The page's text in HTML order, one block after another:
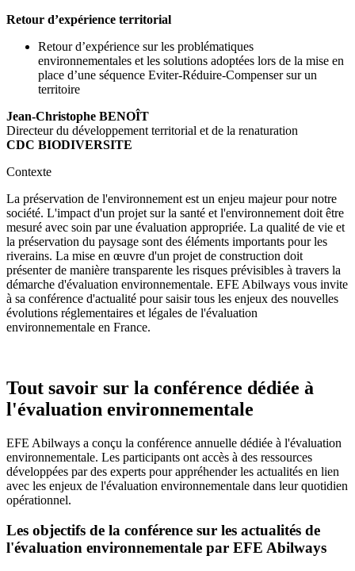
Retour d’expérience territorial
Retour d’expérience sur les problématiques
environnementales et les solutions adoptées lors de la mise en
place d’une séquence Eviter-Réduire-Compenser sur un
territoire
Jean-Christophe BENOÎT
Directeur du développement territorial et de la renaturation
CDC BIODIVERSITE
Contexte
La préservation de l'environnement est un enjeu majeur pour notre
société. L'impact d'un projet sur la santé et l'environnement doit être
mesuré avec soin par une évaluation appropriée. La qualité de vie et
la préservation du paysage sont des éléments importants pour les
riverains. La mise en œuvre d'un projet de construction doit
présenter de manière transparente les risques prévisibles à travers la
démarche d'évaluation environnementale. EFE Abilways vous invite
à sa conférence d'actualité pour saisir tous les enjeux des nouvelles
évolutions réglementaires et légales de l'évaluation
environnementale en France.
Tout savoir sur la conférence dédiée à
l'évaluation environnementale
EFE Abilways a conçu la conférence annuelle dédiée à l'évaluation
environnementale. Les participants ont accès à des ressources
développées par des experts pour appréhender les actualités en lien
avec les enjeux de l'évaluation environnementale dans leur quotidien
opérationnel.
Les objectifs de la conférence sur les actualités de
l'évaluation environnementale par EFE Abilways